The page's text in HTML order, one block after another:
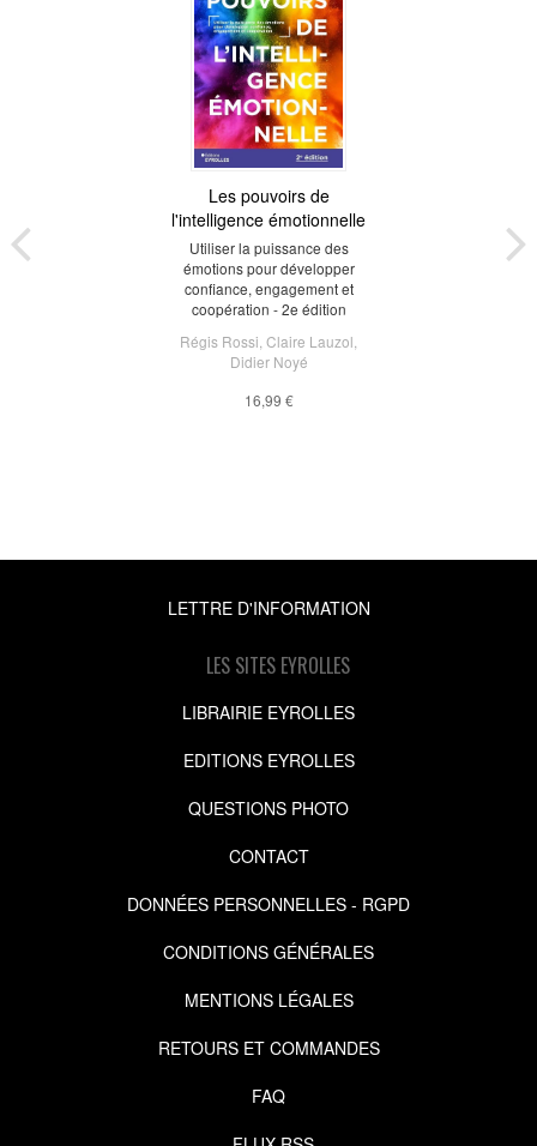
Les pouvoirs de
l'intelligence émotionnelle
Utiliser la puissance des
émotions pour développer
confiance, engagement et
coopération - 2e édition
Régis Rossi Claire Lauzol
Didier Noyé
16,99 €
LETTRE D'INFORMATION
LES SITES EYROLLES
LIBRAIRIE EYROLLES
EDITIONS EYROLLES
QUESTIONS PHOTO
CONTACT
DONNÉES PERSONNELLES - RGPD
CONDITIONS GÉNÉRALES
MENTIONS LÉGALES
RETOURS ET COMMANDES
FAQ